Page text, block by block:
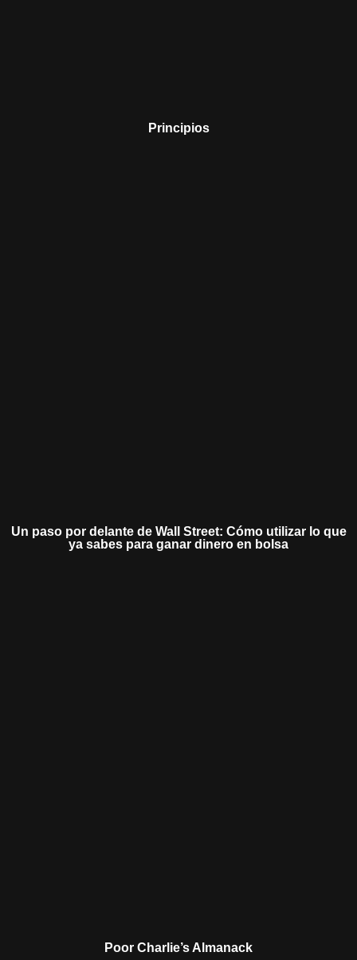
Principios
Un paso por delante de Wall Street: Cómo utilizar lo que
ya sabes para ganar dinero en bolsa
Poor Charlie’s Almanack